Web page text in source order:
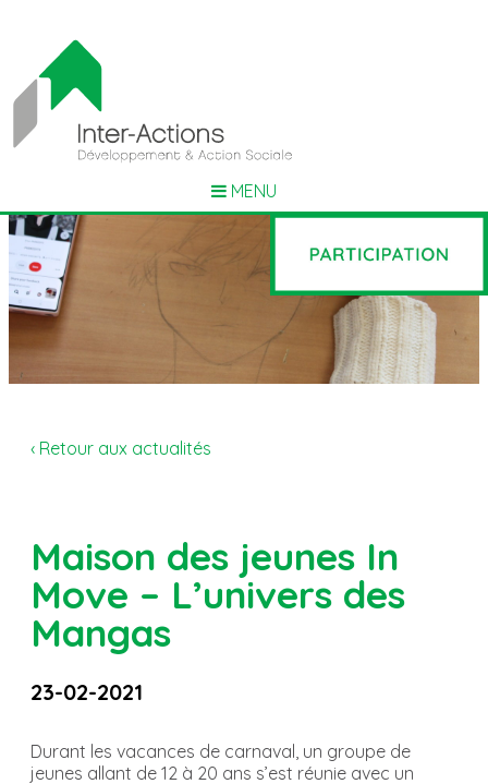
MENU
‹ Retour aux actualités
Maison des jeunes In
Move – L’univers des
Mangas
23-02-2021
Durant les vacances de carnaval, un groupe de
jeunes allant de 12 à 20 ans s’est réunie avec un